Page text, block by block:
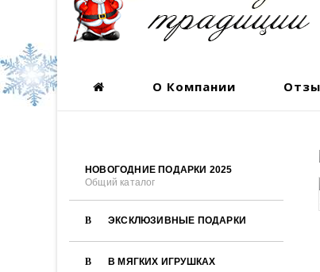
О Компании
НОВОГОДНИЕ ПОДАРКИ 2025
Общий каталог
ЭКСКЛЮЗИВНЫЕ ПОДАРКИ
В МЯГКИХ ИГРУШКАХ